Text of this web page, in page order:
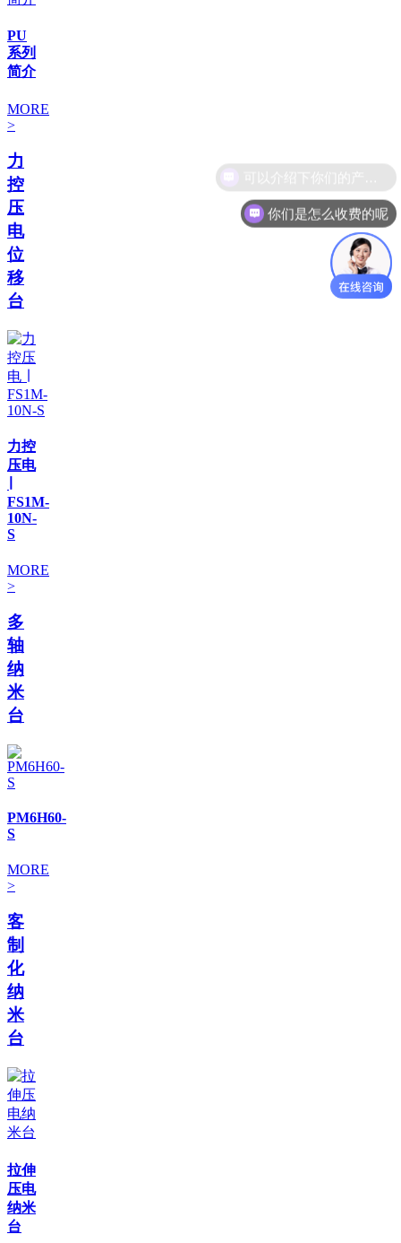
PU
系列
简介
MORE
>
力
控
压
电
位
移
台
力控
压电
FS1M-
10N-
S
MORE
>
多
轴
纳
米
台
PM6H60-
S
MORE
>
客
制
化
纳
米
台
拉伸
压电
纳米
台
你们是怎么收费的呢